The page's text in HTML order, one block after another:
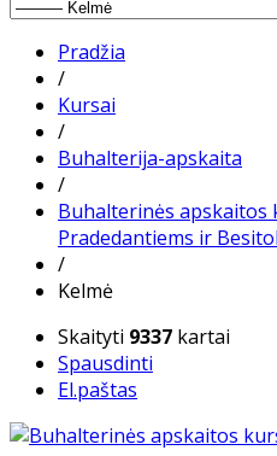
Pradžia
/
Kursai
/
Buhalterija-apskaita
/
Buhalterinės apskaitos
Pradedantiems ir
/
Kelmė
Skaityti 9337 kartai
Spausdinti
El.paštas